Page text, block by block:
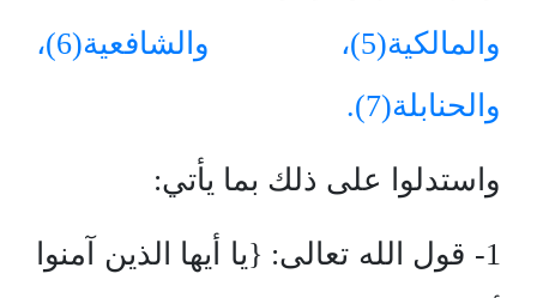
والمالكية(5)، والشافعية
(6)،
والحنابلة(7).
واستدلوا على ذلك بما يأتي:
1- قول الله تعالى: {يا أيها الذين آمنوا